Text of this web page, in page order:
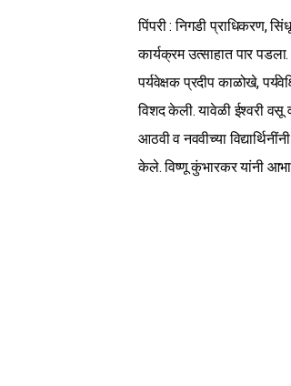
पिंपरी : निगडी प्राधिकरण,
कार्यक्रम उत्साहात पार
पर्यवेक्षक प्रदीप काळोखे,
विशद केली. यावेळी ईश्वरी वसू व
आठवी व नववीच्या
केले. विष्णू कुंभारकर यांनी